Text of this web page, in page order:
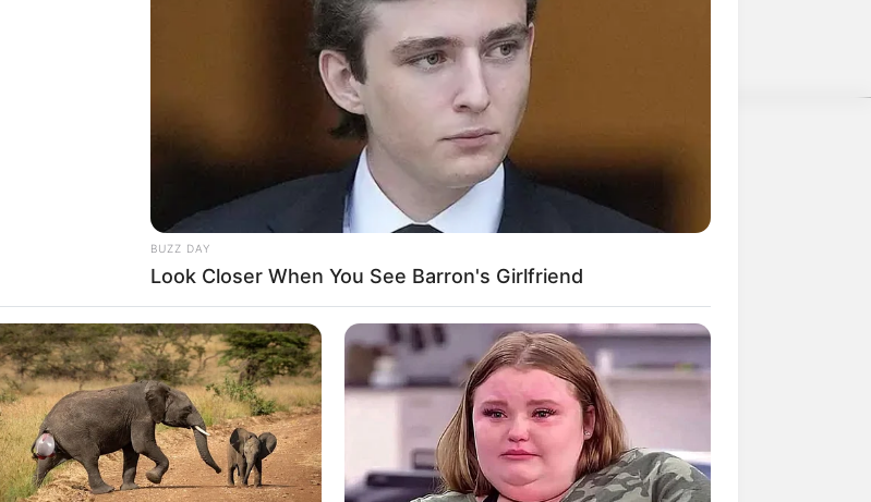
unter bestimmten Bedingungen für private und kommerzielle Zwecke kostenlos
bei der Tier- und Pflanzenzucht anwenden, hatte Charles Darwin 1858
die Abstammungslehre ja endlich auch mal lernen.
weitere Kalauer
Quermania werben
BUZZ DAY
Look Closer When You See Barron's Girlfriend